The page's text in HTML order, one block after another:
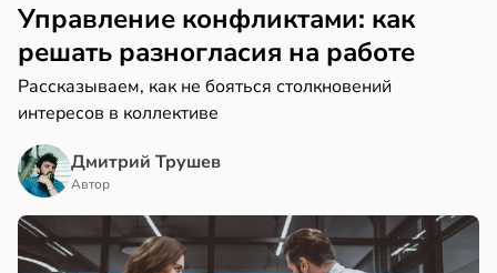
в19:49
Управление конфликтами: как
решать разногласия на работе
Рассказываем, как не бояться столкновений
интересов в коллективе
Дмитрий Трушев
Автор